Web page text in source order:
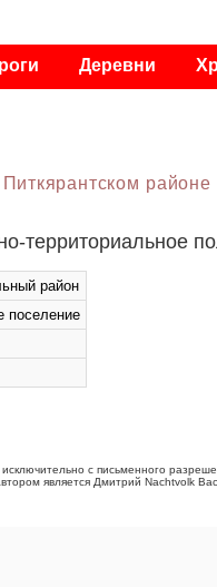
Деревни
Питкярантском районе
территориальное
район
поселение
с письменного
является Дмитрий Nachtvolk